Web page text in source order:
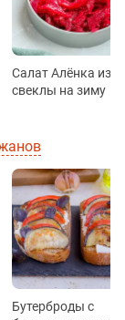
Салат Алёнка из
свеклы на зиму
Бутерброды с